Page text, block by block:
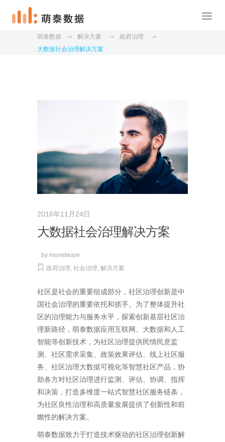
萌泰数据 解决方案
政府治理
大数据社会治理解决方案
2016年11月24日
大数据社会治理解决方案
by monetware
政府治理, 社会治理, 解决方案
社区是社会的重要组成部分，社区治理创新是中
国社会治理的重要依托和抓手。为了整体提升社
区的治理能力与服务水平，探索创新基层社区治
理新路径，萌泰数据应用互联网、大数据和人工
智能等创新技术，为社区治理提供民情民意监
测、社区需求采集、政策效果评估、线上社区服
务、社区治理大数据可视化等智慧社区产品，协
助各方对社区治理进行监测、评估、协调、指挥
和决策，打造多维度一站式智慧社区服务链条，
为社区良性治理和高质量发展提供了创新性和前
瞻性的解决方案。
萌泰数据致力于打造技术驱动的社区治理创新解